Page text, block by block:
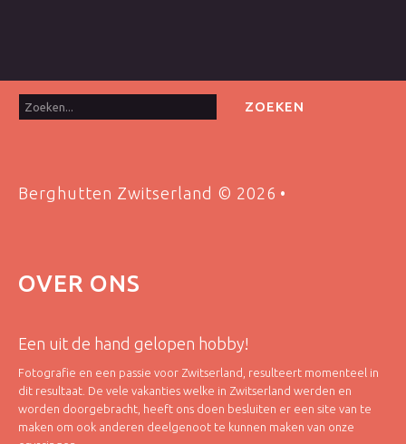
ZOEKEN
Berghutten Zwitserland © 2026
OVER ONS
Een uit de hand gelopen hobby!
Fotografie en een passie voor Zwitserland, resulteert momenteel in
dit resultaat. De vele vakanties welke in Zwitserland werden en
worden doorgebracht, heeft ons doen besluiten er een site van te
maken om ook anderen deelgenoot te kunnen maken van onze